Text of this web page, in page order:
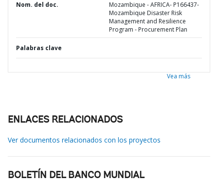
Nom. del doc.
Mozambique - AFRICA- P166437-
Mozambique Disaster Risk
Management and Resilience
Program - Procurement Plan
Palabras clave
Vea más
ENLACES RELACIONADOS
Ver documentos relacionados con los proyectos
BOLETÍN DEL BANCO MUNDIAL